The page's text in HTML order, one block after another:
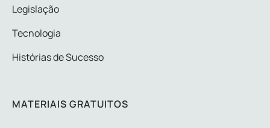
Legislação
Tecnologia
Histórias de Sucesso
MATERIAIS GRATUITOS